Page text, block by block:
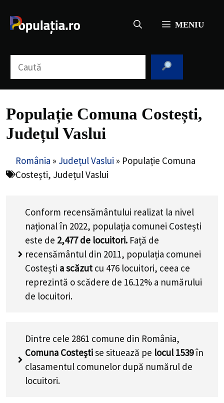
conținut
MENIU
Populație Comuna Costești,
Județul Vaslui
România » Județul Vaslui » Populație Comuna
Costești, Județul Vaslui
Conform recensământului realizat la nivel
național în 2022, populația comunei Costești
este de 2,477de locuitori. Față de
recensământul din 2011, populația comunei
Costești a scăzut cu 476 locuitori, ceea ce
reprezintă o scădere de 16.12% a numărului
de locuitori.
Dintre cele 2861 comune din România,
Comuna Costeștise situează pe locul 1539în
clasamentul comunelor după numărul de
locuitori.